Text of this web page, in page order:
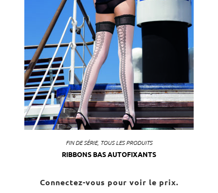
FIN DE SÉRIE, TOUS LES PRODUITS
RIBBONS BAS AUTOFIXANTS
Connectez-vous pour voir le prix.